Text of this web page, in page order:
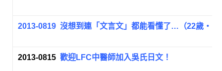
2013-0819 沒想到連「文言文」都能看懂了…（22歲
2013-0815 歡迎LFC中醫師加入吳氏日文！